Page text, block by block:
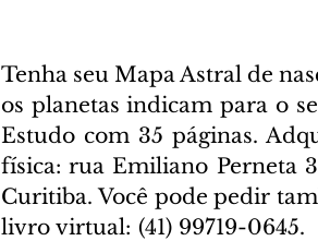
Tenha seu Mapa Astral de
os planetas indicam para o
Estudo com 35 páginas.
física: rua Emiliano Perneta
Curitiba. Você pode pedir
livro virtual: (41) 99719-0645.